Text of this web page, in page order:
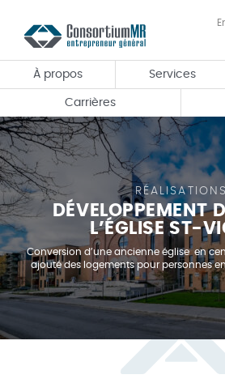
À propos Services
Carrières
RÉALISATIONS
DÉVELOPPEMENT
L’ÉGLISE ST-
Conversion d’une ancienne église en
ajouté des logements pour personnes